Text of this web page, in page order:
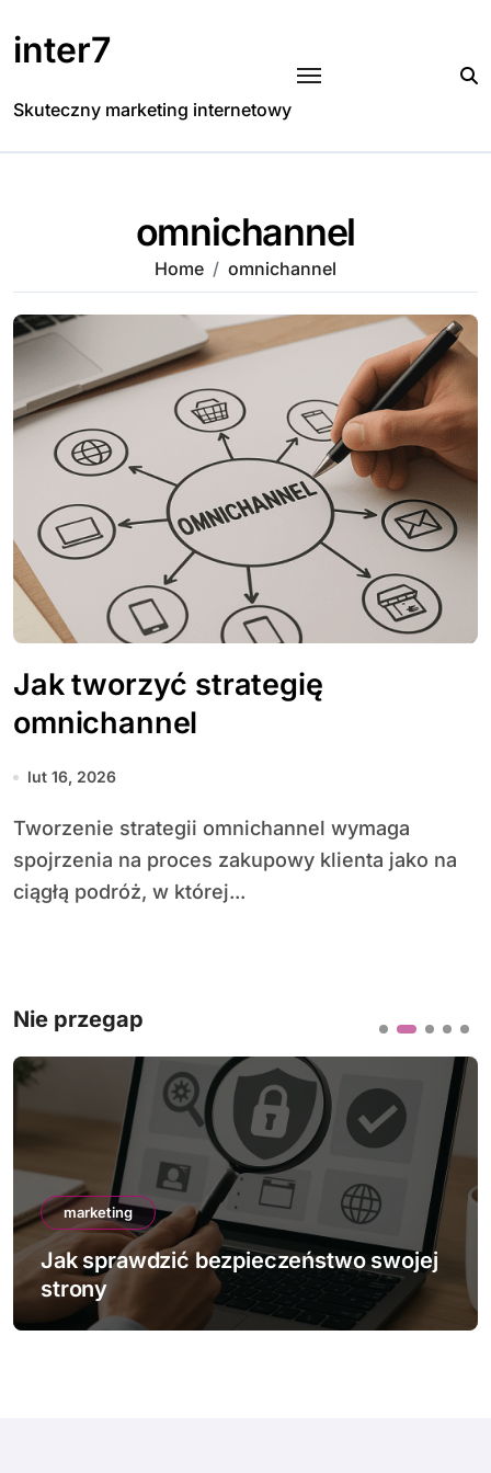
to
content
inter7
Skuteczny marketing internetowy
omnichannel
Home omnichannel
Jak tworzyć strategię
omnichannel
lut 16, 2026
Tworzenie strategii omnichannel wymaga
spojrzenia na proces zakupowy klienta jako na
ciągłą podróż, w której...
Nie przegap
marketing
Jak sprawdzić bezpieczeństwo swojej
strony